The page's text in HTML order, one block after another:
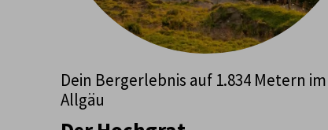
Dein Bergerlebnis auf 1.834 Metern im
Allgäu